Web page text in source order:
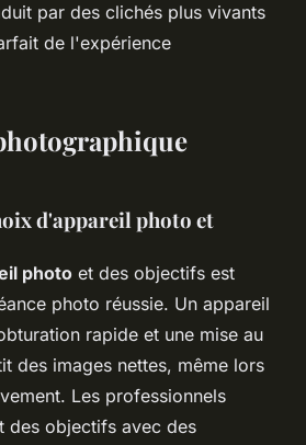
par des clichés plus vivants
de l'expérience
d'appareil photo et
photo et des objectifs est
photo réussie. Un appareil
rapide et une mise au
des images nettes, même lors
Les professionnels
des objectifs avec des